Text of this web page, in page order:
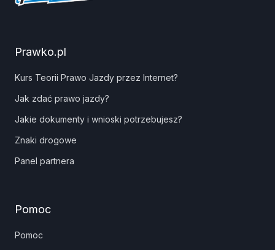
Prawko.pl
Kurs Teorii Prawo Jazdy przez Internet?
Jak zdać prawo jazdy?
Jakie dokumenty i wnioski potrzebujesz?
Znaki drogowe
Panel partnera
Pomoc
Pomoc